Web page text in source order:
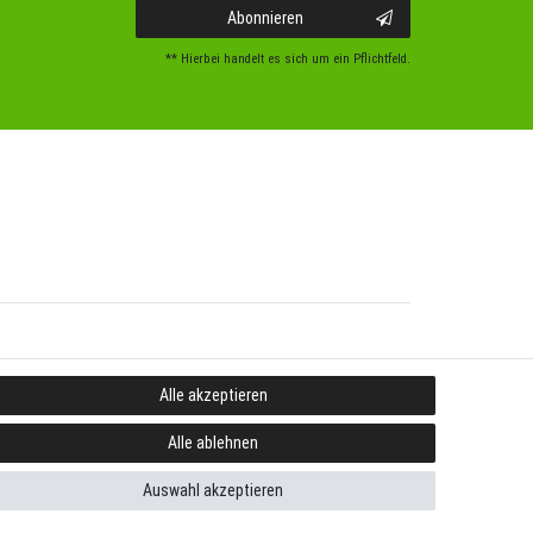
Abonnieren
** Hierbei handelt es sich um ein Pflichtfeld.
Alle akzeptieren
Alle ablehnen
Auswahl akzeptieren